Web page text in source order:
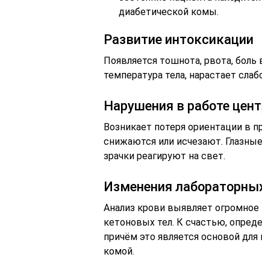
диабетической комы.
Развитие интоксикации
Появляется тошнота, рвота,
температура тела, нарастает
Нарушения в работе
Возникает потеря ориентации в
снижаются или исчезают.
зрачки реагируют на свет.
Изменения
Анализ крови выявляет
кетоновых тел. К счастью,
причём это является основой
комой.